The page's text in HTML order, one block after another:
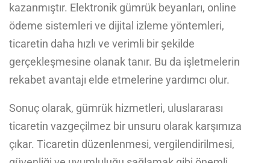
kazanmıştır. Elektronik gümrük beyanları, online
ödeme sistemleri ve dijital izleme yöntemleri,
ticaretin daha hızlı ve verimli bir şekilde
gerçekleşmesine olanak tanır. Bu da işletmelerin
rekabet avantajı elde etmelerine yardımcı olur.
Sonuç olarak, gümrük hizmetleri, uluslararası
ticaretin vazgeçilmez bir unsuru olarak karşımıza
çıkar. Ticaretin düzenlenmesi, vergilendirilmesi,